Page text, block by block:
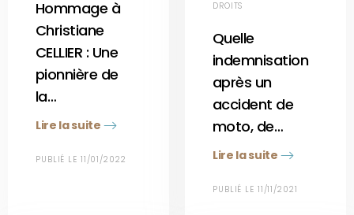
Hommage à
Christiane
CELLIER : Une
pionnière de
la…
Lire la suite
PUBLIÉ LE 11/01/2022
DROITS
Quelle
indemnisation
après un
accident de
moto, de…
Lire la suite
PUBLIÉ LE 11/11/2021